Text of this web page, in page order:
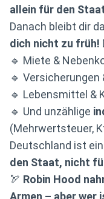
allein für den
Danach bleibt dir
dich nicht zu früh!
🔹 Miete &
🔹 Versicherungen
🔹 Lebensmittel &
🔹 Und unzählige
(Mehrwertsteuer,
Deutschland ist
den Staat, nicht
🏹 Robin Hood